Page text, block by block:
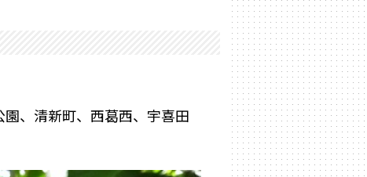
、清新町、西葛西、宇喜田